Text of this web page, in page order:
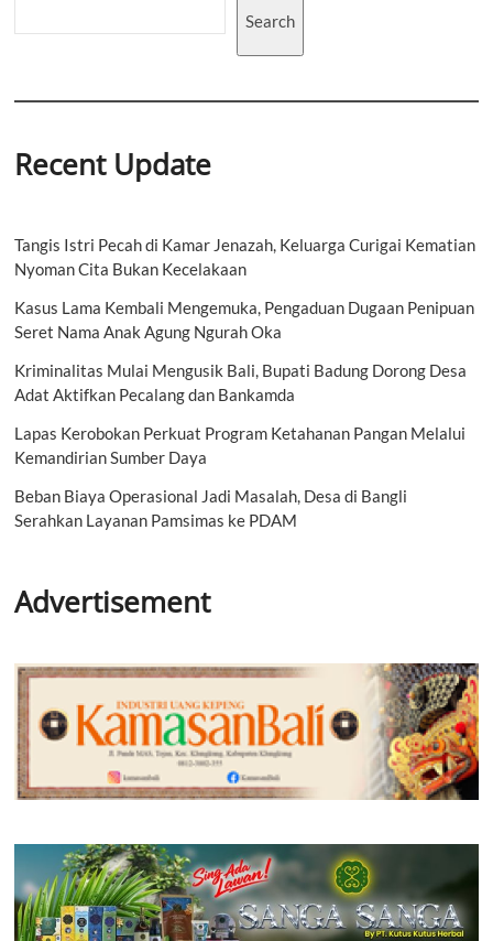
Search
Recent Update
Tangis Istri Pecah di Kamar Jenazah, Keluarga Curigai Kematian
Nyoman Cita Bukan Kecelakaan
Kasus Lama Kembali Mengemuka, Pengaduan Dugaan Penipuan
Seret Nama Anak Agung Ngurah Oka
Kriminalitas Mulai Mengusik Bali, Bupati Badung Dorong Desa
Adat Aktifkan Pecalang dan Bankamda
Lapas Kerobokan Perkuat Program Ketahanan Pangan Melalui
Kemandirian Sumber Daya
Beban Biaya Operasional Jadi Masalah, Desa di Bangli
Serahkan Layanan Pamsimas ke PDAM
Advertisement